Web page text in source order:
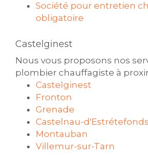
Société pour entretien
obligatoire
Castelginest
Nous vous proposons nos
plombier chauffagiste à
Castelginest
Fronton
Grenade
Castelnau-d'Estrétefonds
Montauban
Villemur-sur-Tarn